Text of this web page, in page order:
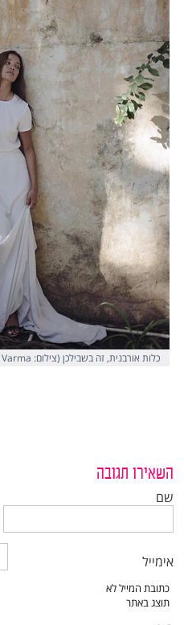
כלות אורבנית, זה בשבילכן (צילום: Lola Varma)
השאירו תגובה
שם
אימייל